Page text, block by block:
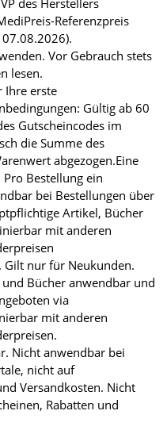
Referenzpreis
Vor Gebrauch stets
lesen.
Ihre erste
Gültig ab 60
Gutscheincodes im
die Summe des
abgezogen.Eine
Bestellung ein
bei Bestellungen über
Artikel, Bücher
mit anderen
nur für Neukunden.
Bücher anwendbar und
via
mit anderen
Nicht anwendbar bei
nicht auf
Versandkosten. Nicht
Rabatten und